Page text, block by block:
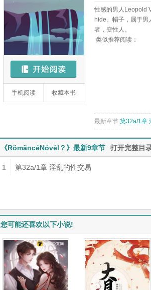
手机阅读 收藏本书
性感的男人Leopold
hide。帽子，属于
者，变性人。
类似推荐阅读：
最新章节:第32a/1章
《RömãncéNóvèl？》最新9章节 打开完整目
1 第32a/1章 淫乱的性交易
您可能还喜欢以下小说!